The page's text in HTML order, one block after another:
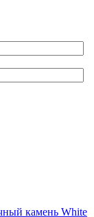
камень White